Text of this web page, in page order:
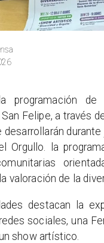
programación
Felipe, a través
desarrollarán
Orgullo. la
valoración de la
destacan la
sociales, una
show artístico.